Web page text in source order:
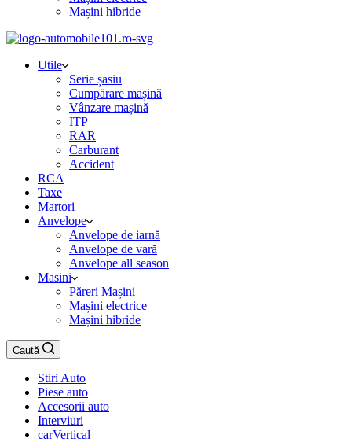
Mașini hibride
Utile
Serie șasiu
Cumpărare mașină
Vânzare mașină
ITP
RAR
Carburant
Accident
RCA
Taxe
Martori
Anvelope
Anvelope de iarnă
Anvelope de vară
Anvelope all season
Masini
Păreri Mașini
Mașini electrice
Mașini hibride
Caută
Stiri Auto
Piese auto
Accesorii auto
Interviuri
carVertical